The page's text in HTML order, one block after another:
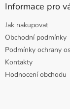
Informace pro
Jak nakupovat
Obchodní podmínky
Podmínky ochrany
Kontakty
Hodnocení obchodu